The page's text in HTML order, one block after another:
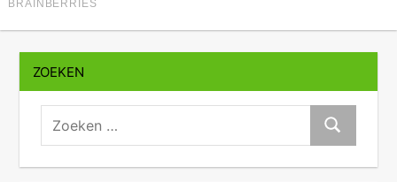
ZOEKEN
zoeken:
Zoeken